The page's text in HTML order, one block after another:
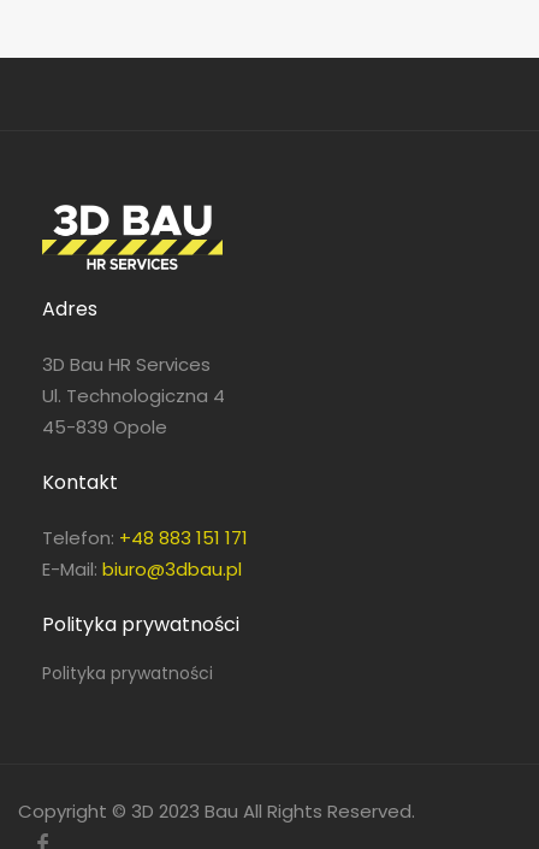
Adres
3D Bau HR Services
Ul. Technologiczna 4
45-839 Opole
Kontakt
Telefon: +48 883 151 171
E-Mail: biuro@3dbau.pl
Polityka prywatności
Polityka prywatności
Copyright © 3D 2023 Bau All Rights Reserved.